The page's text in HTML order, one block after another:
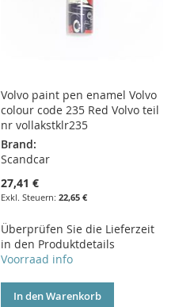
Volvo paint pen enamel Volvo
colour code 235 Red Volvo teil
nr vollakstklr235
Brand:
Scandcar
27,41 €
22,65 €
Überprüfen Sie die Lieferzeit
in den Produktdetails
Voorraad info
In den Warenkorb